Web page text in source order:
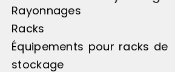
Rayonnages
Racks
Équipements pour racks de
stockage